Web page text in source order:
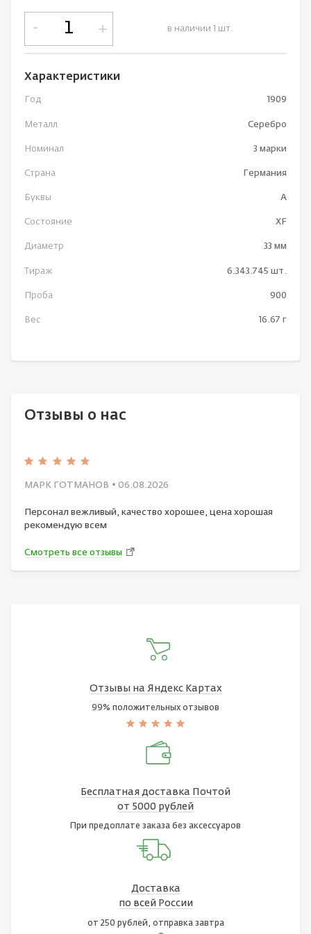
в наличии 1 шт.
- +
Характеристики
Год 1909
Металл Серебро
Номинал 3 марки
Страна Германия
Буквы A
Состояние XF
Диаметр 33 мм
Тираж 6.343.745 шт.
Проба 900
Вес 16.67 г
Отзывы о нас
МАРК ГОТМАНОВ • 06.08.2026
Персонал вежливый, качество хорошее, цена хорошая
рекомендую всем
Смотреть все отзывы
Отзывы на Яндекс Картах
99% положительных отзывов
Бесплатная доставка Почтой
от 5000 рублей
При предоплате заказа без аксессуаров
Доставка
по всей России
от 250 рублей, отправка завтра